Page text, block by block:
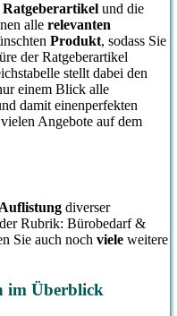
Ratgeberartikel und die
alle relevanten
Produkt, sodass Sie
der Ratgeberartikel
stellt dabei den
einem Blick alle
damit einenperfekten
Angebote auf dem
Auflistung diverser
Rubrik: Bürobedarf &
Sie auch noch viele weitere
im Überblick